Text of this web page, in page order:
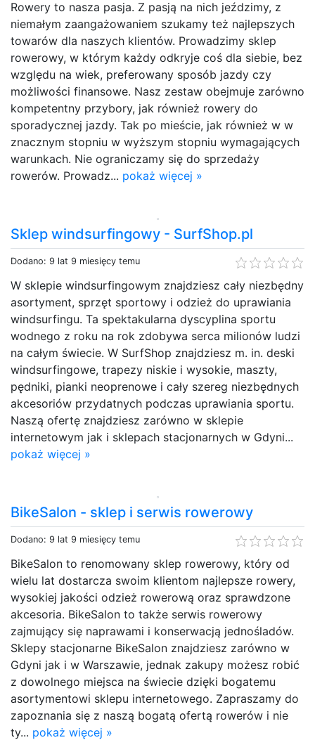
Rowery to nasza pasja. Z pasją na nich jeździmy, z
niemałym zaangażowaniem szukamy też najlepszych
towarów dla naszych klientów. Prowadzimy sklep
rowerowy, w którym każdy odkryje coś dla siebie, bez
względu na wiek, preferowany sposób jazdy czy
możliwości finansowe. Nasz zestaw obejmuje zarówno
kompetentny przybory, jak również rowery do
sporadycznej jazdy. Tak po mieście, jak również w w
znacznym stopniu w wyższym stopniu wymagających
warunkach. Nie ograniczamy się do sprzedaży
rowerów. Prowadz... pokaż więcej »
Sklep windsurfingowy - SurfShop.pl
Dodano: 9 lat 9 miesięcy temu
W sklepie windsurfingowym znajdziesz cały niezbędny
asortyment, sprzęt sportowy i odzież do uprawiania
windsurfingu. Ta spektakularna dyscyplina sportu
wodnego z roku na rok zdobywa serca milionów ludzi
na całym świecie. W SurfShop znajdziesz m. in. deski
windsurfingowe, trapezy niskie i wysokie, maszty,
pędniki, pianki neoprenowe i cały szereg niezbędnych
akcesoriów przydatnych podczas uprawiania sportu.
Naszą ofertę znajdziesz zarówno w sklepie
internetowym jak i sklepach stacjonarnych w Gdyni...
pokaż więcej »
BikeSalon - sklep i serwis rowerowy
Dodano: 9 lat 9 miesięcy temu
BikeSalon to renomowany sklep rowerowy, który od
wielu lat dostarcza swoim klientom najlepsze rowery,
wysokiej jakości odzież rowerową oraz sprawdzone
akcesoria. BikeSalon to także serwis rowerowy
zajmujący się naprawami i konserwacją jednośladów.
Sklepy stacjonarne BikeSalon znajdziesz zarówno w
Gdyni jak i w Warszawie, jednak zakupy możesz robić
z dowolnego miejsca na świecie dzięki bogatemu
asortymentowi sklepu internetowego. Zapraszamy do
zapoznania się z naszą bogatą ofertą rowerów i nie
ty... pokaż więcej »